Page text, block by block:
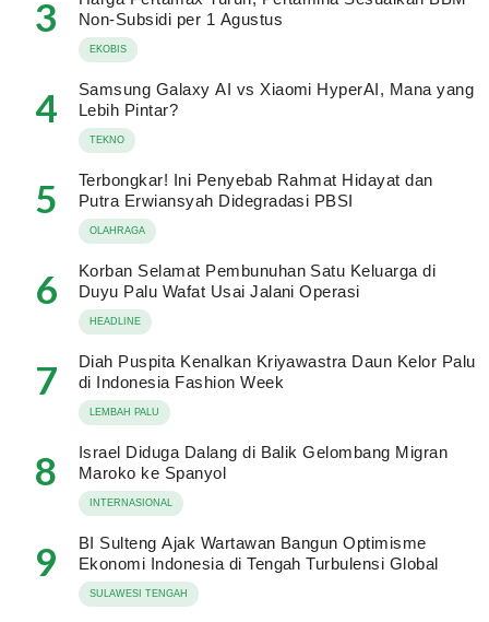
3
Non-Subsidi per 1 Agustus
EKOBIS
4
Samsung Galaxy AI vs Xiaomi HyperAI, Mana yang
Lebih Pintar?
TEKNO
5
Terbongkar! Ini Penyebab Rahmat Hidayat dan
Putra Erwiansyah Didegradasi PBSI
OLAHRAGA
6
Korban Selamat Pembunuhan Satu Keluarga di
Duyu Palu Wafat Usai Jalani Operasi
HEADLINE
7
Diah Puspita Kenalkan Kriyawastra Daun Kelor Palu
di Indonesia Fashion Week
LEMBAH PALU
8
Israel Diduga Dalang di Balik Gelombang Migran
Maroko ke Spanyol
INTERNASIONAL
9
BI Sulteng Ajak Wartawan Bangun Optimisme
Ekonomi Indonesia di Tengah Turbulensi Global
SULAWESI TENGAH